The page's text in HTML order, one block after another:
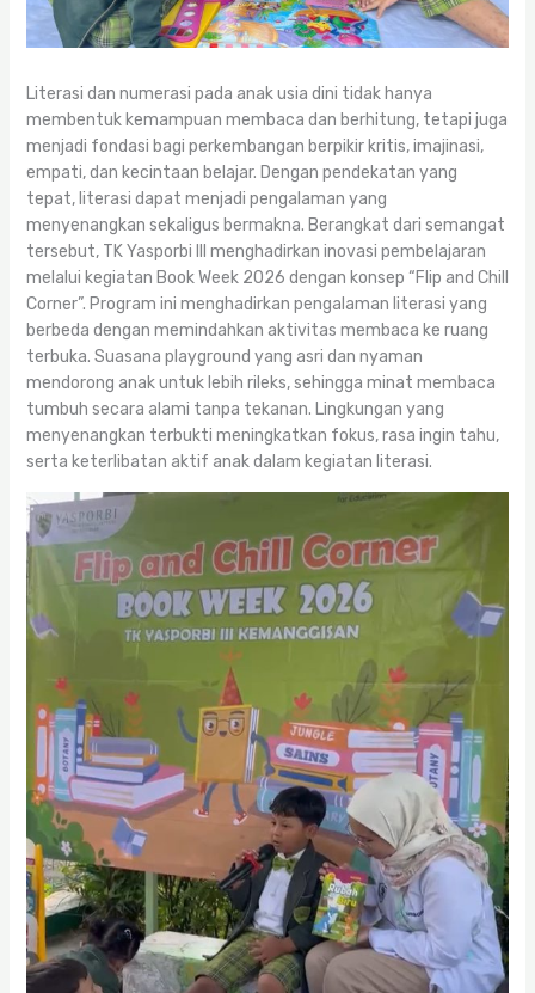
Literasi dan numerasi pada anak usia dini tidak hanya
membentuk kemampuan membaca dan berhitung, tetapi juga
menjadi fondasi bagi perkembangan berpikir kritis, imajinasi,
empati, dan kecintaan belajar. Dengan pendekatan yang
tepat, literasi dapat menjadi pengalaman yang
menyenangkan sekaligus bermakna. Berangkat dari semangat
tersebut, TK Yasporbi III menghadirkan inovasi pembelajaran
melalui kegiatan Book Week 2026 dengan konsep “Flip and Chill
Corner”. Program ini menghadirkan pengalaman literasi yang
berbeda dengan memindahkan aktivitas membaca ke ruang
terbuka. Suasana playground yang asri dan nyaman
mendorong anak untuk lebih rileks, sehingga minat membaca
tumbuh secara alami tanpa tekanan. Lingkungan yang
menyenangkan terbukti meningkatkan fokus, rasa ingin tahu,
serta keterlibatan aktif anak dalam kegiatan literasi.